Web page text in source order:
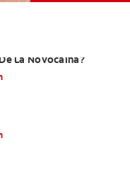
La Novocaína?